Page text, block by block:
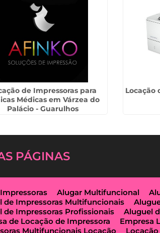
de Impressoras para
Médicas em Várzea do
Palácio - Guarulhos
Locação
PÁGINAS
Alugar Multifuncional
de Impressoras Multifuncionais
de Impressoras Profissionais
Aluguel
de Locação de Impressora
Empresa
Multifuncionais Locação